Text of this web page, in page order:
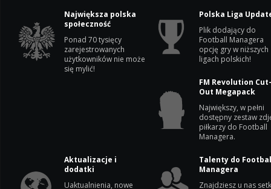
Największa polska
społeczność
Ponad 70 tysięcy
zarejestrowanych
użytkowników nie może
się mylić!
Polska Liga
Plik dodający do
Football Managera
opcję gry w niższych
ligach polskich!
FM Revolution
Out Megapack
Największy, w pełni
dostępny zestaw
piłkarzy do Football
Managera.
Aktualizacje i
dodatki
Uaktualnienia, nowe
Talenty do
Managera
Znajdziesz u nas